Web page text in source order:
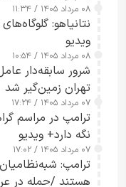
۰۸ مرداد ۱۴۰۵ / ۱۱:۳۴
نتانیاهو:
ویدیو
۰۸ مرداد ۱۴۰۵ / ۱۰:۵۴
شرور سابقه‌دار
تهران زمین‌گیر شد
۰۷ مرداد ۱۴۰۵ / ۱۷:۲۴
ترامپ در مراسم
نگه دارد+ ویدیو
۰۷ مرداد ۱۴۰۵ / ۱۷:۰۲
ترامپ:
هستند /حمله در